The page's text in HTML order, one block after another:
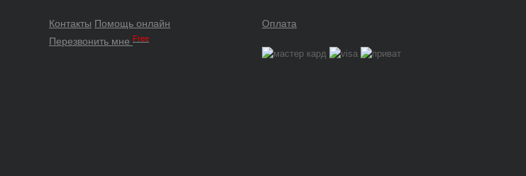
Контакты Помощь онлайн
Перезвонить мне Free
Оплата